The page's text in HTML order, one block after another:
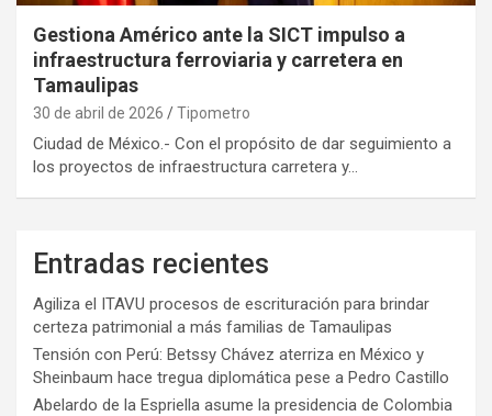
Gestiona Américo ante la SICT impulso a
infraestructura ferroviaria y carretera en
Tamaulipas
30 de abril de 2026 Tipometro
Ciudad de México.- Con el propósito de dar seguimiento a
los proyectos de infraestructura carretera y…
Entradas recientes
Agiliza el ITAVU procesos de escrituración para brindar
certeza patrimonial a más familias de Tamaulipas
Tensión con Perú: Betssy Chávez aterriza en México y
Sheinbaum hace tregua diplomática pese a Pedro Castillo
Abelardo de la Espriella asume la presidencia de Colombia